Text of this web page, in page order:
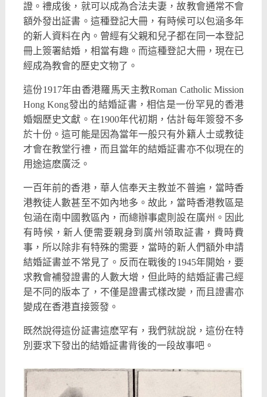
證。禮成後，就可以成為合法夫妻，故教會通常不會
額外發出証書。這種登記大冊，有時候可以包涵多年
的新人資料在內。曾經有父親和兒子都在同一本登記
冊上簽署結婚，相當有趣。而這種登記大冊，現在已
經成為教會的歷史文物了。
這份1917年由香港羅馬天主教Roman Catholic Mission
Hong Kong發出的結婚証書，相信是一份罕見的香港
婚姻歷史文獻。在1900年代初期，估計每年簽發不多
於十份。這可能是因為當年一般只有外籍人士或教徒
才會在教堂行禮，而且當年的結婚証書亦不似現在的
用途這麽廣泛。
一百年前的香港，華人信奉天主教並不普遍，當時香
港教徒人數甚至不如內地多。故此，當時香港教區是
包涵在南中國教區內，而總辦事處則設在廣州。因此
有時候，新人便需要親身到廣州領取証書，費時費
事，所以除非有特殊的需要，當時的新人們額外申請
結婚証書並不常見了。反而在戰後的1945年開始，要
求教會補發證書的人數大增，但此時的結婚証書己經
是不同的版本了，不僅是證書式樣改變，而且證書亦
變成在香港直接簽發。
既然說得這份証書這麽罕有，我們就說說，這份在特
別要求下發出的結婚証書背後的一段故事吧。